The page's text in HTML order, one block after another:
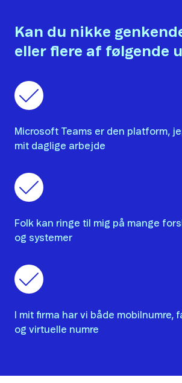
Kan du nikke
eller flere af følgende
Microsoft Teams er den platform,
mit daglige arbejde
Folk kan ringe til mig på mange
og systemer
I mit firma har vi både mobilnumre,
og virtuelle numre